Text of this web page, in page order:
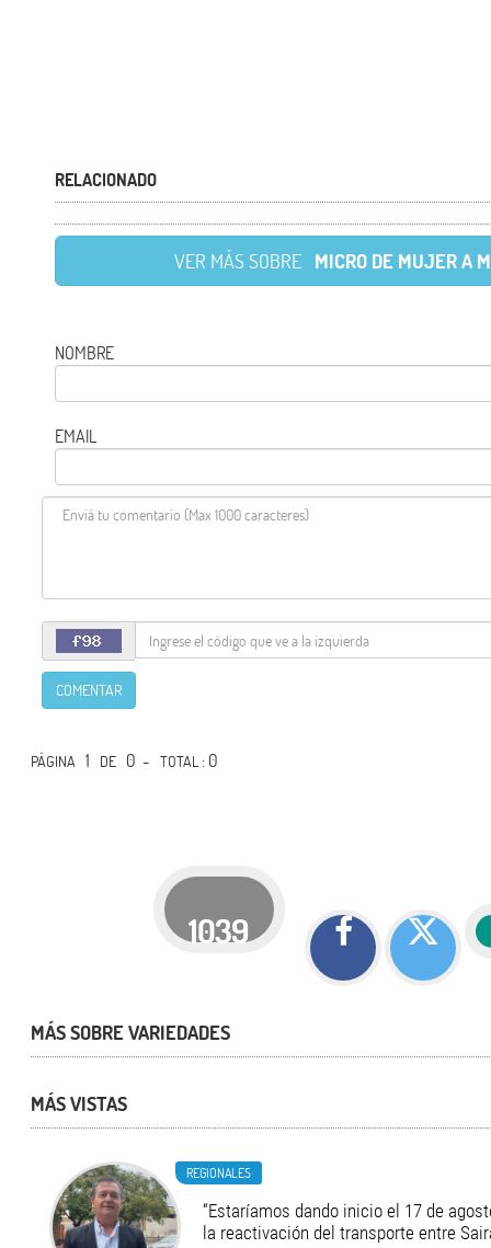
RELACIONADO
VER MÁS SOBRE MICRO DE MUJER A
NOMBRE
EMAIL
COMENTAR
PÁGINA 1 DE 0 -TOTAL: 0
1039
MÁS SOBRE VARIEDADES
MÁS VISTAS
REGIONALES
“Estaríamos dando inicio el 17 de
la reactivación del transporte entre